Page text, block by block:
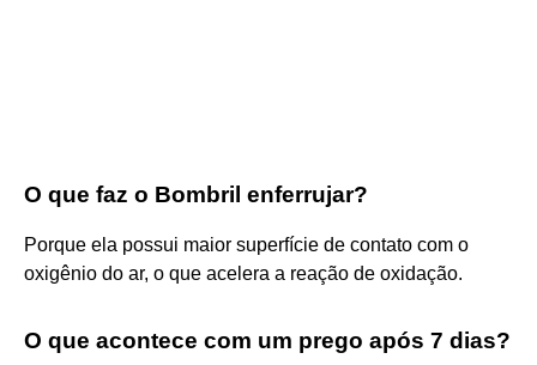
O que faz o Bombril enferrujar?
Porque ela possui maior superfície de contato com o
oxigênio do ar, o que acelera a reação de oxidação.
O que acontece com um prego após 7 dias?